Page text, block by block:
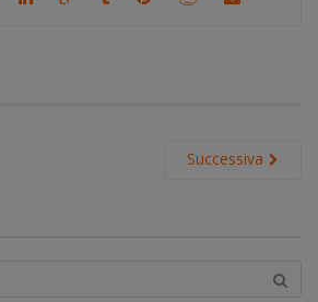
Successiva